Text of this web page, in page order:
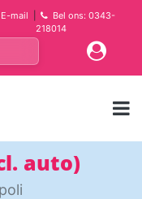
E-mail
Bel ons: 0343-
218014
auto)